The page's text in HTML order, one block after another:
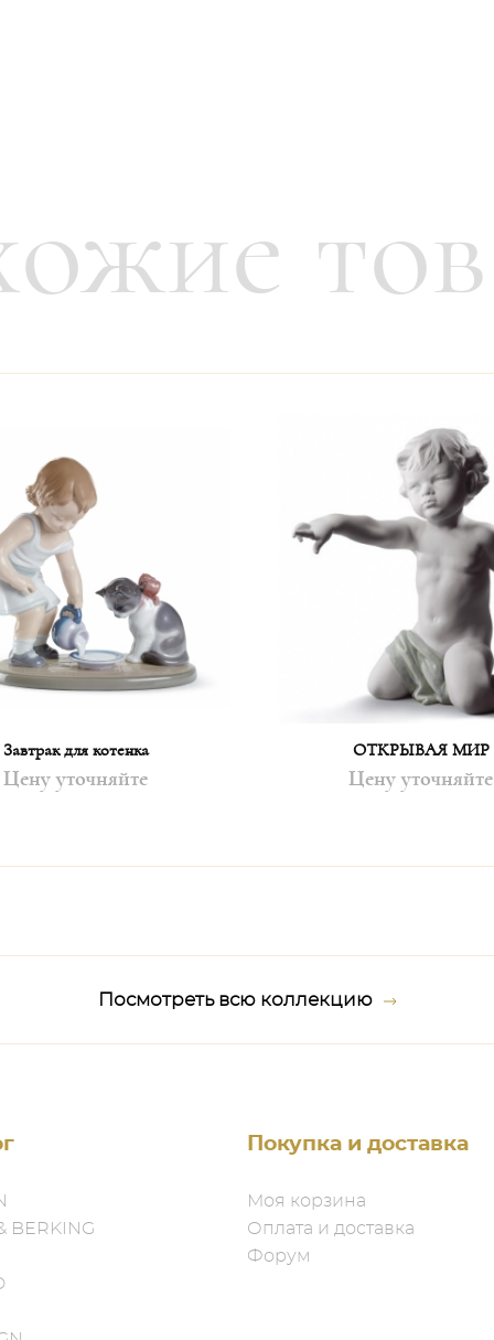
Завтрак для котенка
Цену уточняйте
ОТКРЫВАЯ МИР
Цену уточняйте
Посмотреть всю коллекцию
BERKING
Покупка и доставка
Моя корзина
Оплата и доставка
Форум